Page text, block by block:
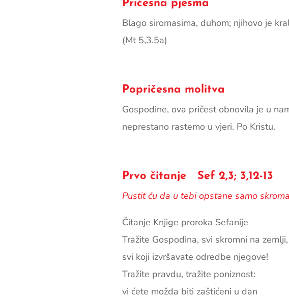
Pričesna pjesma
Blago siromasima, duhom; njihovo je
(Mt 5,3.5a)
Popričesna molitva
Gospodine, ova pričest obnovila je u
neprestano rastemo u vjeri. Po Kristu.
Prvo čitanje Sef 2,3; 3,12-13
Pustit ću da u tebi opstane samo
Čitanje Knjige proroka Sefanije
Tražite Gospodina, svi skromni na zemlji,
svi koji izvršavate odredbe njegove!
Tražite pravdu, tražite poniznost:
vi ćete možda biti zaštićeni u dan